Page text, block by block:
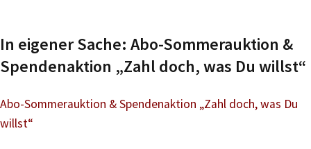
In eigener Sache: Abo-Sommerauktion &
Spendenaktion „Zahl doch, was Du willst“
Abo-Sommerauktion & Spendenaktion „Zahl doch, was Du
willst“